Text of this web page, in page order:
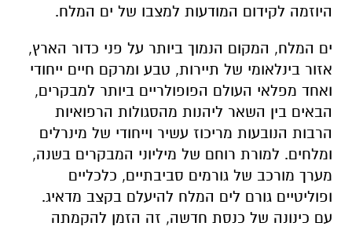
היוזמה לקידום המודעות למצבו של ים המלח.
ים המלח, המקום הנמוך ביותר על פני כדור הארץ,
אזור בינלאומי של תיירות, טבע ומרקם חיים ייחודי
ואחד מפלאי העולם הפופולריים ביותר למבקרים,
הבאים בין השאר ליהנות מהסגולות הרפואיות
הרבות הנובעות מריכוז עשיר וייחודי של מינרלים
ומלחים. למורת רוחם של מיליוני המבקרים בשנה,
מערך מורכב של גורמים סביבתיים, כלכליים
ופוליטיים גורם לים המלח להיעלם בקצב מדאיג.
עם כינונה של כנסת חדשה, זה הזמן להקמתה